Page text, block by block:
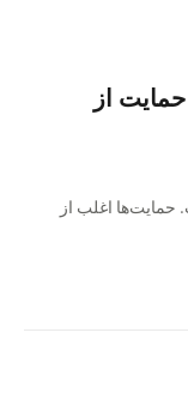
از
حمایت‌ها اغلب از